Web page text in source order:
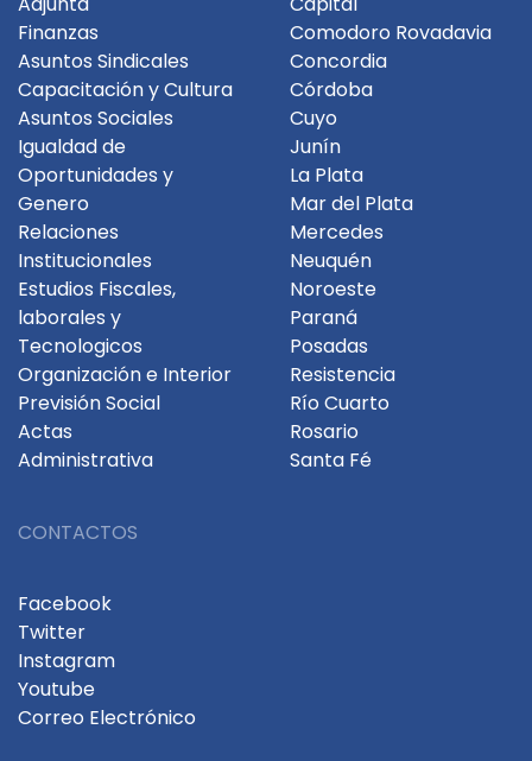
Finanzas
Asuntos Sindicales
Capacitación y Cultura
Asuntos Sociales
Igualdad de
Oportunidades y
Genero
Relaciones
Institucionales
Estudios Fiscales,
laborales y
Tecnologicos
Organización e Interior
Previsión Social
Actas
Administrativa
CONTACTOS
Facebook
Twitter
Instagram
Youtube
Correo Electrónico
Comodoro Rovadavia
Concordia
Córdoba
Cuyo
Junín
La Plata
Mar del Plata
Mercedes
Neuquén
Noroeste
Paraná
Posadas
Resistencia
Río Cuarto
Rosario
Santa Fé